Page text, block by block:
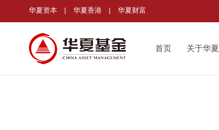
华夏资本 | 华夏香港 | 华夏财富
首页 关于华夏